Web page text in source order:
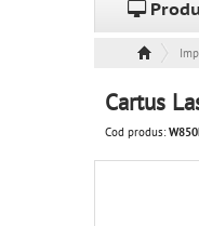
Cartus
Cod produs: